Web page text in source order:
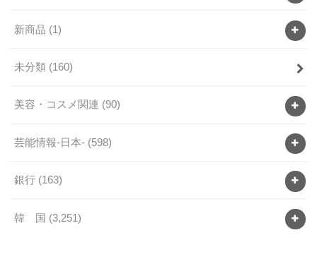
新商品 (1)
未分類 (160)
美容・コスメ関連 (90)
芸能情報-日本- (598)
銀行 (163)
韓 国 (3,251)